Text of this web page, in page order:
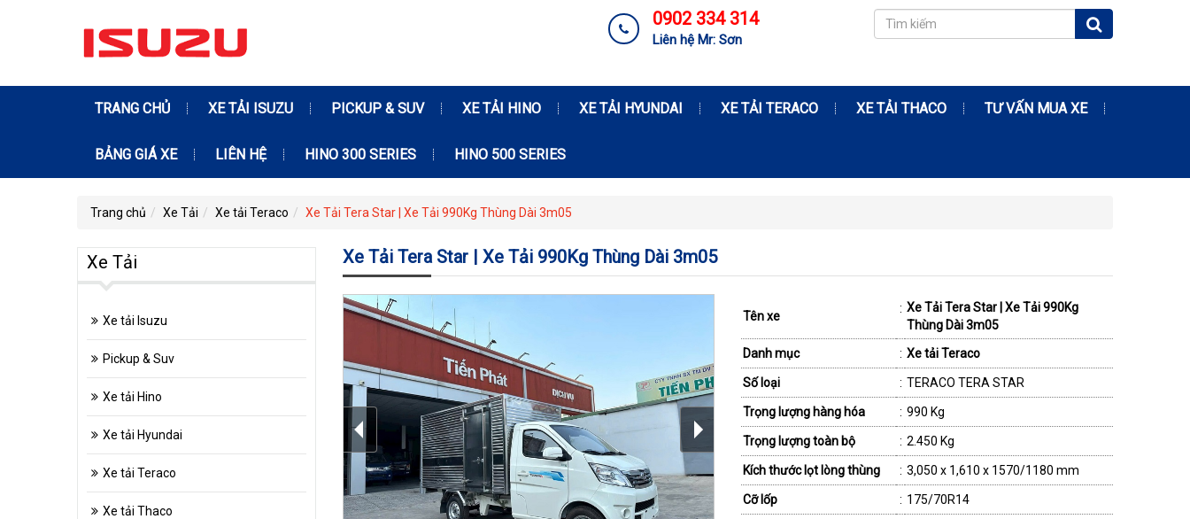
0902 334 314
Liên hệ Mr: Sơn
TRANG CHỦ XE TẢI ISUZU PICKUP & SUV XE TẢI HINO XE TẢI HYUNDAI XE TẢI TERACO XE TẢI THACO TƯ VẤN MUA XE
BẢNG GIÁ XE LIÊN HỆ HINO 300 SERIES HINO 500 SERIES
Trang chủ Xe Tải Xe tải Teraco Xe Tải Tera Star | Xe Tải 990Kg Thùng Dài 3m05
Xe Tải Tera Star | Xe Tải 990Kg Thùng Dài 3m05
Tên xe
: Xe Tải Tera Star | Xe Tải 990Kg
Thùng Dài 3m05
Danh mục
: Xe tải Teraco
Số loại : TERACO TERA STAR
Trọng lượng hàng hóa : 990 Kg
Trọng lượng toàn bộ : 2.450 Kg
Kích thước lọt lòng thùng : 3,050 x 1,610 x 1570/1180 mm
Cỡ lốp : 175/70R14
Xe Tải
Xe tải Isuzu
Pickup & Suv
Xe tải Hino
Xe tải Hyundai
Xe tải Teraco
Xe tải Thaco